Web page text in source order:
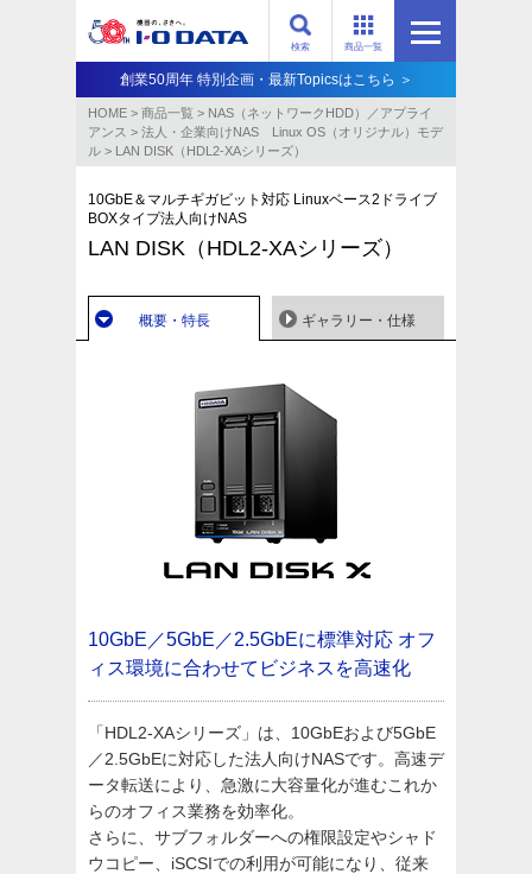
商品一覧
検索
創業50周年 特別企画・最新Topicsはこちら ＞
HOME > 商品一覧 > NAS（ネットワークHDD）／アプライ
アンス​ > 法人・企業向けNAS Linux OS（オリジナル）モデ
ル > LAN DISK（HDL2-XAシリーズ）
10GbE＆マルチギガビット対応 Linuxベース2ドライブ
BOXタイプ法人向けNAS
LAN DISK（HDL2-XAシリーズ）
概要・特長 ギャラリー・仕様
10GbE／5GbE／2.5GbEに標準対応 オフ
ィス環境に合わせてビジネスを高速化
「HDL2-XAシリーズ」は、10GbEおよび5GbE
／2.5GbEに対応した法人向けNASです。高速デ
ータ転送により、急激に大容量化が進むこれか
らのオフィス業務を効率化。
さらに、サブフォルダーへの権限設定やシャド
ウコピー、iSCSIでの利用が可能になり、従来